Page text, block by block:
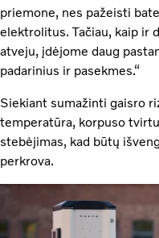
priemone, nes pažeisti
elektrolitus. Tačiau, kaip ir
atveju, įdėjome daug
padarinius ir pasekmes.“
Siekiant sumažinti gaisro
temperatūra, korpuso
stebėjimas, kad būtų
perkrova.